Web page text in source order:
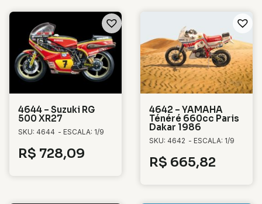
4644 – Suzuki RG
500 XR27
SKU: 4644 - ESCALA: 1/9
R$ 728,09
4642 – YAMAHA
Ténéré 660cc Paris
Dakar 1986
SKU: 4642 - ESCALA: 1/9
R$ 665,82